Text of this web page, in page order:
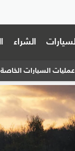
السيارات الشراء
عمليات السيارات الخاصة